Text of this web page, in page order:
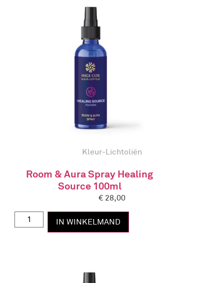
Kleur-Lichtoliën
Room & Aura Spray Healing
Source 100ml
€ 28,00
IN WINKELMAND